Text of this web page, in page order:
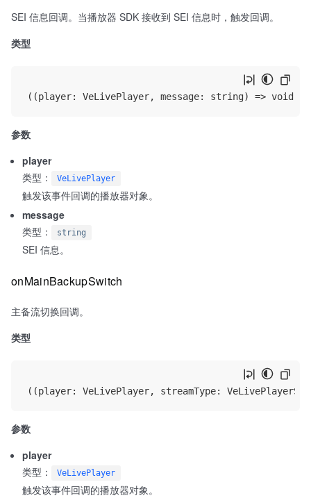
SEI 信息回调。当播放器 SDK 接收到 SEI 信息时，触发回调。
类型
参数
player
类型：
VeLivePlayer
触发该事件回调的播放器对象。
message
类型：
string
SEI 信息。
onMainBackupSwitch
主备流切换回调。
类型
参数
player
类型：
VeLivePlayer
触发该事件回调的播放器对象。